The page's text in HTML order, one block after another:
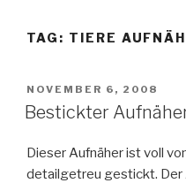
TAG: TIERE
POSTED
ON
NOVEMBER 6, 2008
Bestickter
Dieser Aufnäher ist voll
detailgetreu gestickt. Der